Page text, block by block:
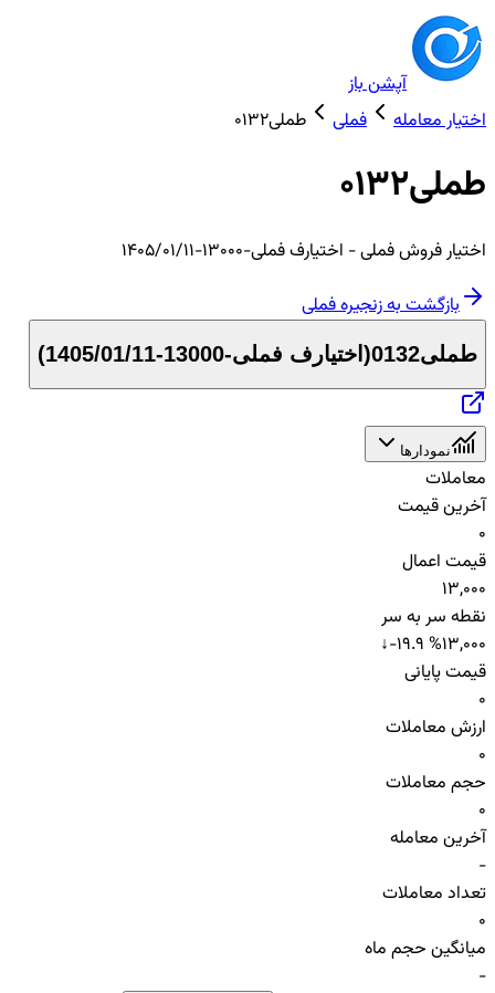
آپشن باز
اختیار معامله
فملی طملی0132
طملی0132
اختیارفروشفملی- اختیارف فملی-13000-1405/01/11
بازگشت به زنجیرهفملی
طملی0132 ( اختیارف فملی-13000-1405/01/11 )
نمودارها
معاملات
آخرین قیمت
0
قیمت اعمال
13,000
نقطه سر به سر
13,000
↓-19.9 %
قیمت پایانی
0
ارزش معاملات
0
حجم معاملات
0
آخرین معامله
-
تعداد معاملات
0
میانگین حجم ماه
-